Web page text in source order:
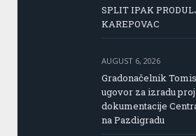
SPLIT IPAK
KAREPOVAC
AUGUST 6, 2026
Gradonačelnik
ugovor za izradu
dokumentacije
na Pazdigradu